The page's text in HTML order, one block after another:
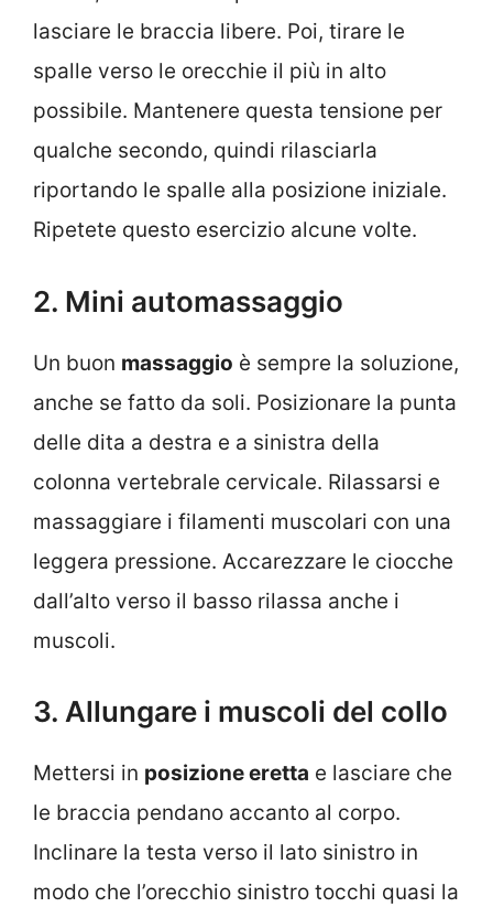
lasciare le braccia libere. Poi, tirare le
spalle verso le orecchie il più in alto
possibile. Mantenere questa tensione per
qualche secondo, quindi rilasciarla
riportando le spalle alla posizione iniziale.
Ripetete questo esercizio alcune volte.
2. Mini automassaggio
Un buon massaggio è sempre la soluzione,
anche se fatto da soli. Posizionare la punta
delle dita a destra e a sinistra della
colonna vertebrale cervicale. Rilassarsi e
massaggiare i filamenti muscolari con una
leggera pressione. Accarezzare le ciocche
dall’alto verso il basso rilassa anche i
muscoli.
3. Allungare i muscoli del collo
Mettersi in posizione eretta e lasciare che
le braccia pendano accanto al corpo.
Inclinare la testa verso il lato sinistro in
modo che l’orecchio sinistro tocchi quasi la